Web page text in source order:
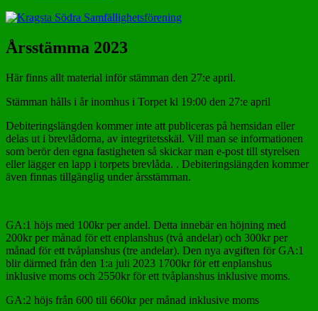
Årsstämma 2023
Här finns allt material inför stämman den 27:e april.
Stämman hålls i år inomhus i Torpet kl 19:00 den 27:e april
Debiteringslängden kommer inte att publiceras på hemsidan eller
delas ut i brevlådorna, av integritetsskäl. Vill man se informationen
som berör den egna fastigheten så skickar man e-post till styrelsen
eller lägger en lapp i torpets brevlåda. . Debiteringslängden kommer
även finnas tillgänglig under årsstämman.
GA:1 höjs med 100kr per andel. Detta innebär en höjning med
200kr per månad för ett enplanshus (två andelar) och 300kr per
månad för ett tvåplanshus (tre andelar). Den nya avgiften för GA:1
blir därmed från den 1:a juli 2023 1700kr för ett enplanshus
inklusive moms och 2550kr för ett tvåplanshus inklusive moms.
GA:2 höjs från 600 till 660kr per månad inklusive moms